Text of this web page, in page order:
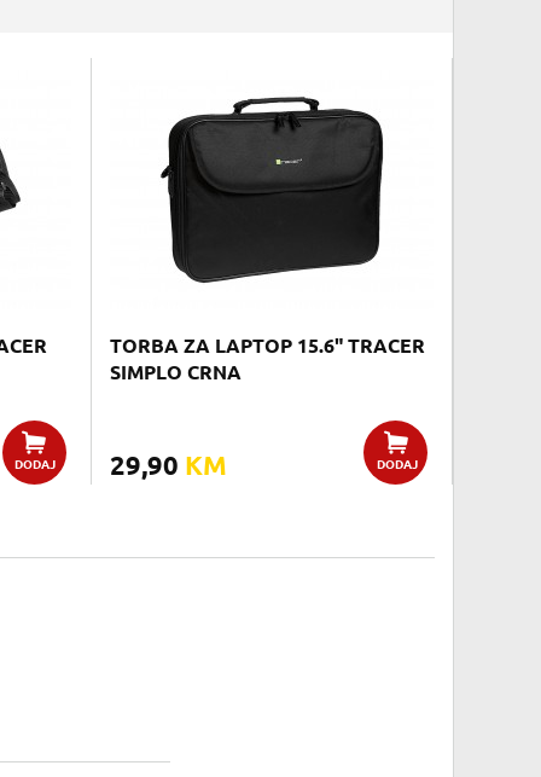
DODAJ
TORBA ZA LAPTOP 15.6" TRACER
SIMPLO CRNA
29,90 KM DODAJ